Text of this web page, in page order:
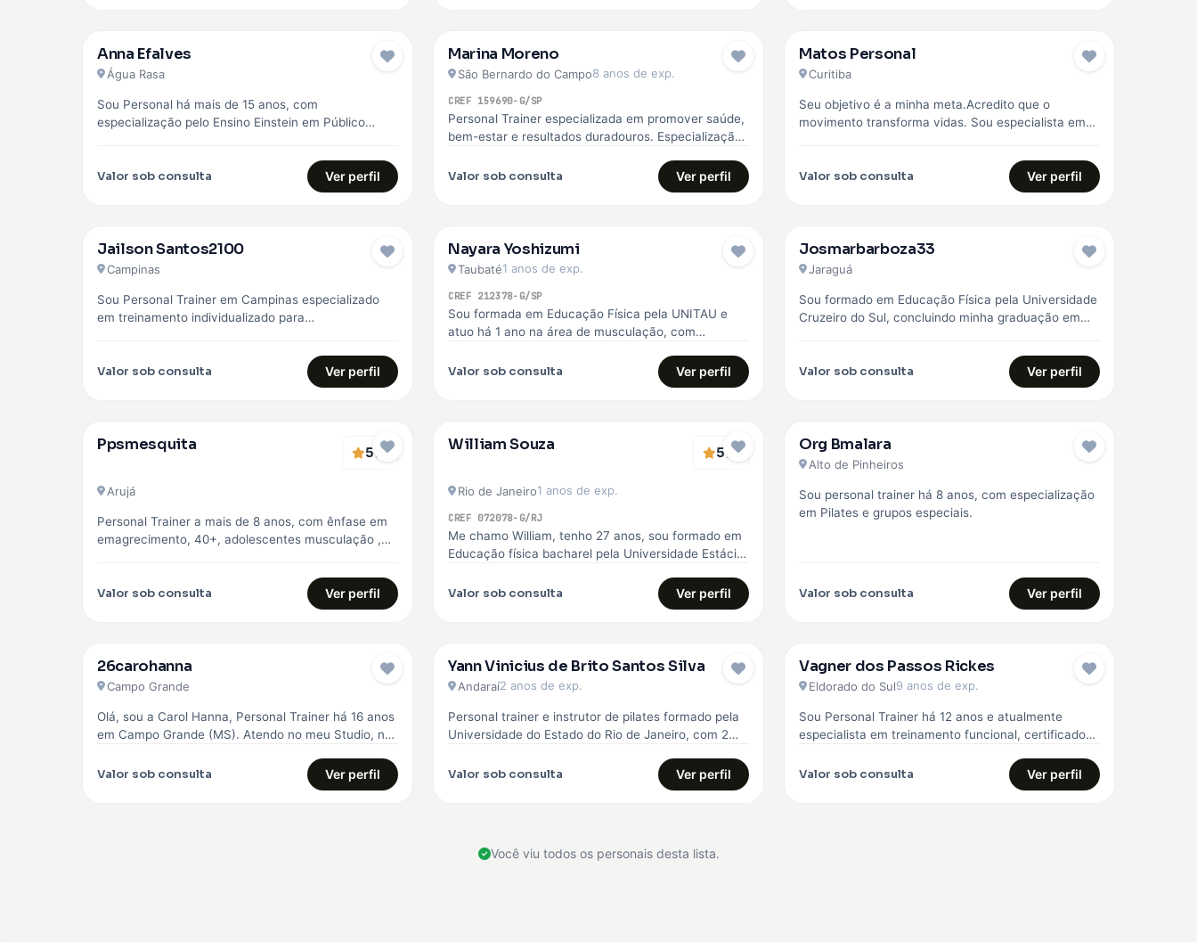
Anna Efalves
Água Rasa
Sou Personal há mais de 15 anos, com
especialização pelo Ensino Einstein em Público
Valor sob consulta Ver perfil
Marina Moreno
São Bernardo do Campo8 anos de exp.
CREF 159690-G/SP
Personal Trainer especializada em promover saúde,
bem-estar e resultados duradouros. Especialização
da qualidade de…
Valor sob consulta Ver perfil
Matos Personal
Curitiba
Seu objetivo é a minha meta.Acredito que o
movimento transforma vidas. Sou especialista em
Valor sob consulta Ver perfil
Jailson Santos2100
Campinas
Sou Personal Trainer em Campinas especializado
em treinamento individualizado para
muscular. Trabalho com alunos iniciantes e…
Valor sob consulta Ver perfil
Nayara Yoshizumi
Taubaté1 anos de exp.
CREF 212378-G/SP
Sou formada em Educação Física pela UNITAU e
atuo há 1 ano na área de musculação, com
Valor sob consulta Ver perfil
Josmarbarboza33
Jaraguá
Sou formado em Educação Física pela Universidade
Cruzeiro do Sul, concluindo minha graduação em
Valor sob consulta Ver perfil
Ppsmesquita 5(1)
Arujá
Personal Trainer a mais de 8 anos, com ênfase em
emagrecimento, 40+, adolescentes musculação ,
Valor sob consulta Ver perfil
William Souza 5(1)
Rio de Janeiro1 anos de exp.
CREF 072078-G/RJ
Me chamo William, tenho 27 anos, sou formado em
Educação física bacharel pela Universidade Estácio
Valor sob consulta Ver perfil
Org Bmalara
Alto de Pinheiros
Sou personal trainer há 8 anos, com especialização
em Pilates e grupos especiais.
Valor sob consulta Ver perfil
26carohanna
Campo Grande
Olá, sou a Carol Hanna, Personal Trainer há 16 anos
em Campo Grande (MS). Atendo no meu Studio, no
Valor sob consulta Ver perfil
Yann Vinicius de Brito Santos Silva
Andaraí2 anos de exp.
Personal trainer e instrutor de pilates formado pela
Universidade do Estado do Rio de Janeiro, com 2
Valor sob consulta Ver perfil
Vagner dos Passos Rickes
Eldorado do Sul9 anos de exp.
Sou Personal Trainer há 12 anos e atualmente
especialista em treinamento funcional, certificado
Valor sob consulta Ver perfil
Você viu todos os personais desta lista.